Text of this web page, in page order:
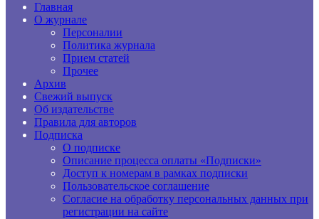
Главная
О журнале
Персоналии
Политика журнала
Прием статей
Прочее
Архив
Свежий выпуск
Об издательстве
Правила для авторов
Подписка
О подписке
Описание процесса оплаты «Подписки»
Доступ к номерам в рамках подписки
Пользовательское соглашение
Согласие на обработку персональных данных при
регистрации на сайте